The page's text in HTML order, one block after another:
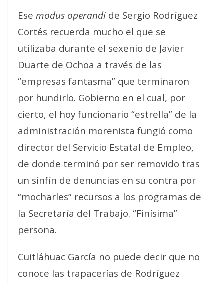
Ese modus operandi de Sergio Rodríguez
Cortés recuerda mucho el que se
utilizaba durante el sexenio de Javier
Duarte de Ochoa a través de las
“empresas fantasma” que terminaron
por hundirlo. Gobierno en el cual, por
cierto, el hoy funcionario “estrella” de la
administración morenista fungió como
director del Servicio Estatal de Empleo,
de donde terminó por ser removido tras
un sinfín de denuncias en su contra por
“mocharles” recursos a los programas de
la Secretaría del Trabajo. “Finísima”
persona.
Cuitláhuac García no puede decir que no
conoce las trapacerías de Rodríguez